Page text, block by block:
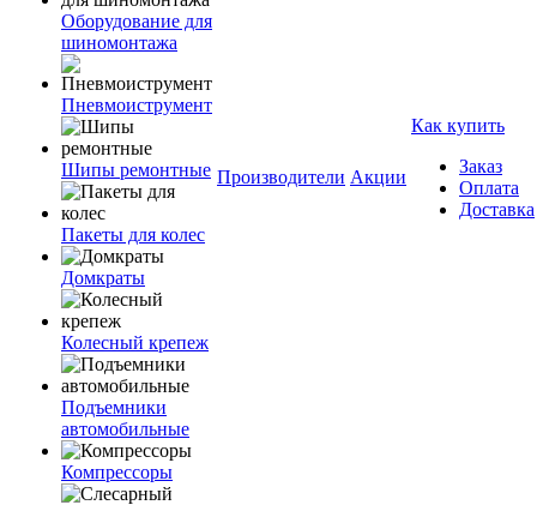
Оборудование для
шиномонтажа
Пневмоиструмент
Шипы ремонтные
Пакеты для колес
Домкраты
Колесный крепеж
Подъемники
автомобильные
Компрессоры
Производители Акции
Как купить
Заказ
Оплата
Доставка